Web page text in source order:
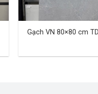
Gạch VN 80×80 cm